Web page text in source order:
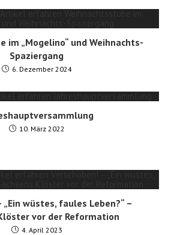
im „Mogelino“ und Weihnachts-
Spaziergang
6. Dezember 2024
10. März 2022
„Ein wüstes, faules Leben?“ –
vor der Reformation
4. April 2023